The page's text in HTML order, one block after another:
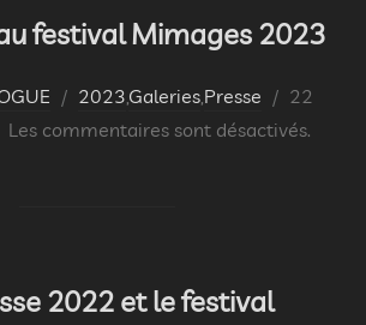
festival Mimages 2023
2023,Galeries,Presse
Publié
le
22
Les commentaires sont désactivés.
2022 et le festival